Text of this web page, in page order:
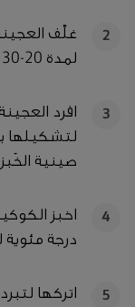
2
غلّف
لمدة 20-30 دقيقة لترتاح.
3
لتشكيلها
صينية
4
درجة مئوية لمدة 15 دقيقة حتى
5 اتركها